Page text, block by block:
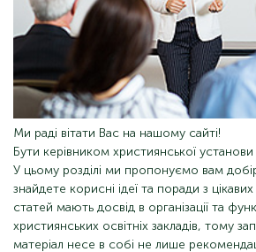
Ми раді вітати Вас на нашому сайті!
Бути керівником християнської
У цьому розділі ми пропонуємо вам
знайдете корисні ідеї та поради з
статей мають досвід в організації та
християнських освітніх закладів, тому
матеріал несе в собі не лише